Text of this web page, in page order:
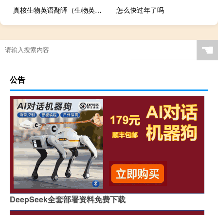
真核生物英语翻译（生物英语翻译）
怎么快过年了吗
☚
公告
DeepSeek全套部署资料免费下载